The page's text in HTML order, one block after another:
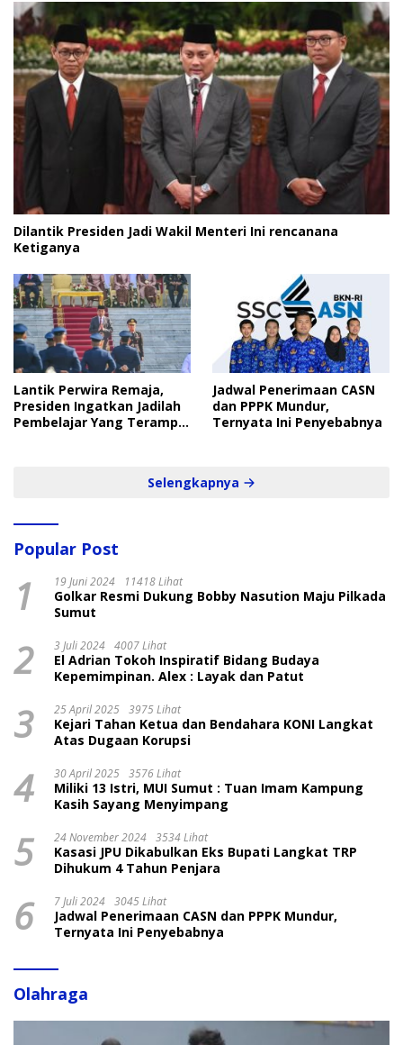
Dilantik Presiden Jadi Wakil Menteri Ini rencanana
Ketiganya
Lantik Perwira Remaja,
Presiden Ingatkan Jadilah
Pembelajar Yang Terampil
Jadwal Penerimaan CASN
dan PPPK Mundur,
Ternyata Ini Penyebabnya
Selengkapnya
Popular Post
1 19 Juni 2024 11418 Lihat
Golkar Resmi Dukung Bobby Nasution Maju Pilkada
Sumut
2 3 Juli 2024 4007 Lihat
El Adrian Tokoh Inspiratif Bidang Budaya
Kepemimpinan. Alex : Layak dan Patut
3 25 April 2025 3975 Lihat
Kejari Tahan Ketua dan Bendahara KONI Langkat
Atas Dugaan Korupsi
4 30 April 2025 3576 Lihat
Miliki 13 Istri, MUI Sumut : Tuan Imam Kampung
Kasih Sayang Menyimpang
5 24 November 2024 3534 Lihat
Kasasi JPU Dikabulkan Eks Bupati Langkat TRP
Dihukum 4 Tahun Penjara
6 7 Juli 2024 3045 Lihat
Jadwal Penerimaan CASN dan PPPK Mundur,
Ternyata Ini Penyebabnya
Olahraga